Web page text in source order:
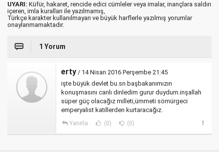
UYARI: Küfür, hakaret, rencide edici cümleler veya imalar, inançlara saldırı
içeren, imla kuralları ile yazılmamış,
Türkçe karakter kullanılmayan ve büyük harflerle yazılmış yorumlar
onaylanmamaktadır.
1 Yorum
erty / 14 Nisan 2016 Perşembe 21:45
işte büyük devlet bu.sn başbakanımızın
konuşmasını canlı dinledim gurur duydum.inşallah
süper güç olacağız milleti,ümmeti sömürgeci
emperyalist katillerden kurtaracağız.
Yanıtla (0) (0)